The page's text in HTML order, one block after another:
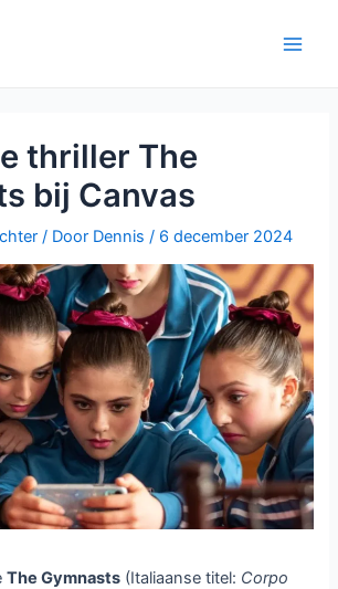
thriller The
bij Canvas
/ Door Dennis/ 6 december 2024
The Gymnasts (Italiaanse titel: Corpo